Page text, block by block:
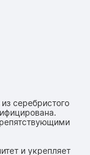
и укрепляет